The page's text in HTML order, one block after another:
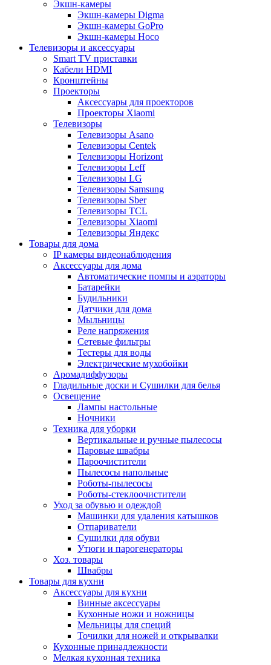
Экшн-камеры
Экшн-камеры Digma
Экшн-камеры GoPro
Экшн-камеры Hoco
Телевизоры и аксессуары
Smart TV приставки
Кабели HDMI
Кронштейны
Проекторы
Аксессуары для проекторов
Проекторы Xiaomi
Телевизоры
Телевизоры Asano
Телевизоры Centek
Телевизоры Horizont
Телевизоры Leff
Телевизоры LG
Телевизоры Samsung
Телевизоры Sber
Телевизоры TCL
Телевизоры Xiaomi
Телевизоры Яндекс
Товары для дома
IP камеры видеонаблюдения
Аксессуары для дома
Автоматические помпы и аэраторы
Батарейки
Будильники
Датчики для дома
Мыльницы
Реле напряжения
Сетевые фильтры
Тестеры для воды
Электрические мухобойки
Аромадиффузоры
Гладильные доски и Сушилки для белья
Освещение
Лампы настольные
Ночники
Техника для уборки
Вертикальные и ручные пылесосы
Паровые швабры
Пароочистители
Пылесосы напольные
Роботы-пылесосы
Роботы-стеклоочистители
Уход за обувью и одеждой
Машинки для удаления катышков
Отпариватели
Сушилки для обуви
Утюги и парогенераторы
Хоз. товары
Швабры
Товары для кухни
Аксессуары для кухни
Винные аксессуары
Кухонные ножи и ножницы
Мельницы для специй
Точилки для ножей и открывалки
Кухонные принадлежности
Мелкая кухонная техника